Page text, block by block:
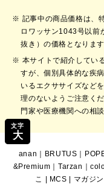
文字
大
記事中の商品価格は、
ロワッサン1043号以前
抜き）の価格となります
本サイトで紹介してい
すが、個別具体的な疾
いるエクササイズなど
理のないようご注意く
門家や医療機関への相
anan BRUTUS
&Premium ｜Tarzan ｜
こ
MCS マガジ